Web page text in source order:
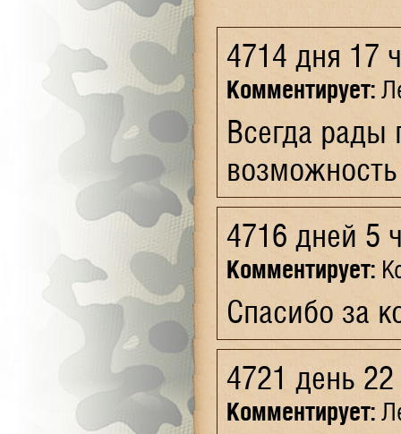
4714 дня 17
Комментирует:
Всегда
4716 дней 5
Комментирует:
Спасибо за
4721 день
Комментирует: